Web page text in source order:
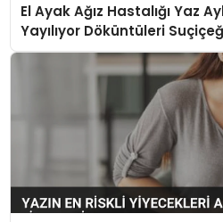
El Ayak Ağız Hastalığı Yaz
Yayılıyor Döküntüleri